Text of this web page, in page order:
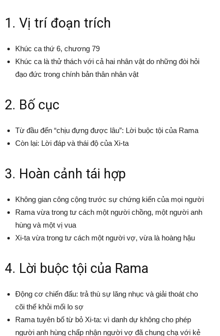
1. Vị trí đoạn trích
Khúc ca thứ 6, chương 79
Khúc ca là thử thách với cả hai nhân vật do những đòi hỏi
đạo đức trong chính bản thân nhân vật
2. Bố cục
Từ đầu đến “chịu đựng được lâu”: Lời buộc tội của Rama
Còn lại: Lời đáp và thái độ của Xi-ta
3. Hoàn cảnh tái hợp
Không gian công cộng trước sự chứng kiến của mọi người
Rama vừa trong tư cách một người chồng, một người anh
hùng và một vị vua
Xi-ta vừa trong tư cách một người vợ, vừa là hoàng hậu
4. Lời buộc tội của Rama
Động cơ chiến đấu: trả thù sự lăng nhục và giải thoát cho
cõi thế khỏi mối lo sợ
Rama tuyên bố từ bỏ Xi-ta: vì danh dự không cho phép
người anh hùng chấp nhận người vợ đã chung chạ với kẻ